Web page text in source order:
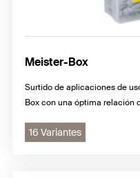
Meister-Box
Surtido de aplicaciones de
Box con una óptima relación
16 Variantes